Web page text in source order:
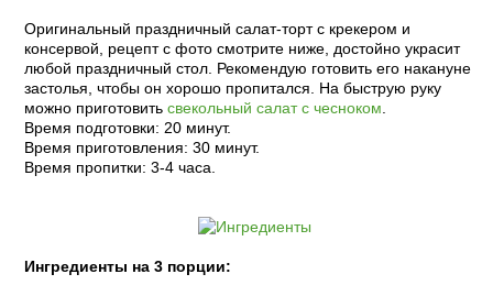
Оригинальный праздничный салат-торт с крекером и
консервой, рецепт с фото смотрите ниже, достойно украсит
любой праздничный стол. Рекомендую готовить его накануне
застолья, чтобы он хорошо пропитался. На быструю руку
можно приготовить свекольный салат с чесноком.
Время подготовки: 20 минут.
Время приготовления: 30 минут.
Время пропитки: 3-4 часа.
Ингредиенты на 3 порции: